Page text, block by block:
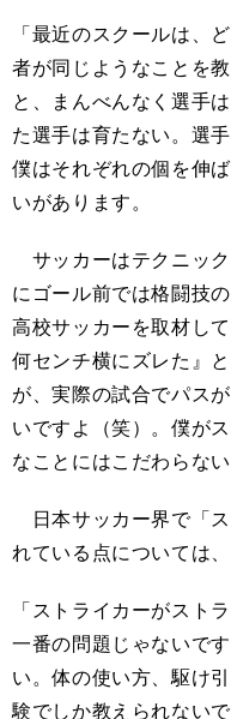
「最近のスクールは、
者が同じようなことを
と、まんべんなく選手
た選手は育たない。選
僕はそれぞれの個を伸
いがあります。
サッカーはテクニッ
にゴール前では格闘技
高校サッカーを取材し
何センチ横にズレた』
が、実際の試合でパス
いですよ（笑）。僕が
なことにはこだわらない
日本サッカー界で「
れている点については、
「ストライカーがスト
一番の問題じゃないで
い。体の使い方、駆け
験でしか教えられないで